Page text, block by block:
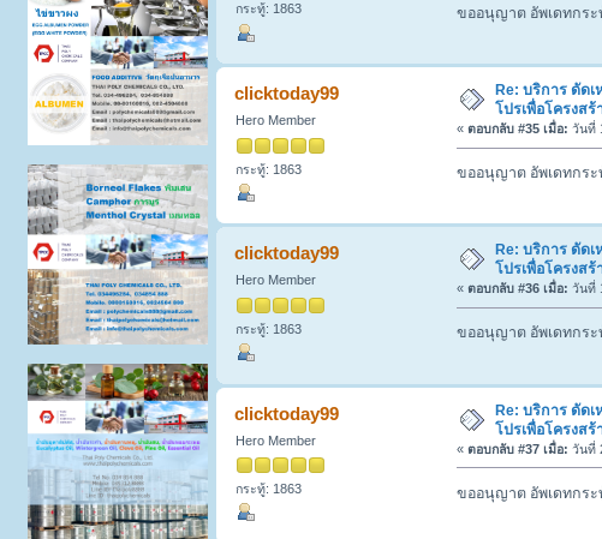
กระทู้: 1863 ขออนุญาต อัพเดทกระ
clicktoday99
Hero Member
กระทู้: 1863
Re: บริการ ดัด
โปรเพื่อโครงสร้
« ตอบกลับ #35 เมื่อ: วันที่
ขออนุญาต อัพเดทกระ
clicktoday99
Hero Member
กระทู้: 1863
Re: บริการ ดัด
โปรเพื่อโครงสร้
« ตอบกลับ #36 เมื่อ: วันที่
ขออนุญาต อัพเดทกระ
clicktoday99
Hero Member
กระทู้: 1863
Re: บริการ ดัด
โปรเพื่อโครงสร้
« ตอบกลับ #37 เมื่อ: วันที่
ขออนุญาต อัพเดทกระ